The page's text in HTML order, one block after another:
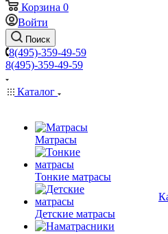
Корзина 0
Войти
Поиск
8(495)-359-49-59
8(495)-359-49-59
Каталог
Матрасы
Тонкие матрасы
Детские матрасы